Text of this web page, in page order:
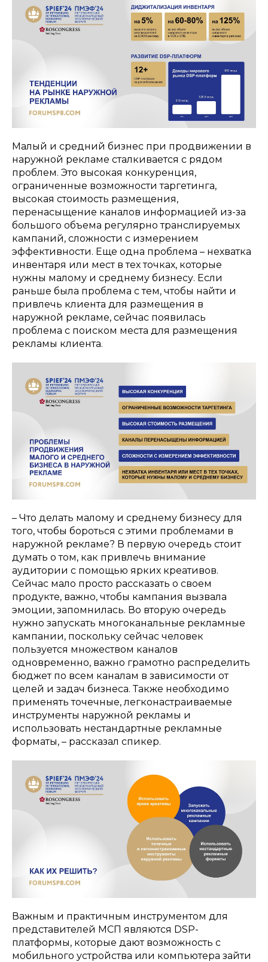
Малый и средний бизнес при продвижении в
наружной рекламе сталкивается с рядом
проблем. Это высокая конкуренция,
ограниченные возможности таргетинга,
высокая стоимость размещения,
перенасыщение каналов информацией из-за
большого объема регулярно транслируемых
кампаний, сложности с измерением
эффективности. Еще одна проблема – нехватка
инвентаря или мест в тех точках, которые
нужны малому и среднему бизнесу. Если
раньше была проблема с тем, чтобы найти и
привлечь клиента для размещения в
наружной рекламе, сейчас появилась
проблема с поиском места для размещения
рекламы клиента.
– Что делать малому и среднему бизнесу для
того, чтобы бороться с этими проблемами в
наружной рекламе? В первую очередь стоит
думать о том, как привлечь внимание
аудитории с помощью ярких креативов.
Сейчас мало просто рассказать о своем
продукте, важно, чтобы кампания вызвала
эмоции, запомнилась. Во вторую очередь
нужно запускать многоканальные рекламные
кампании, поскольку сейчас человек
пользуется множеством каналов
одновременно, важно грамотно распределить
бюджет по всем каналам в зависимости от
целей и задач бизнеса. Также необходимо
применять точечные, легконастраиваемые
инструменты наружной рекламы и
использовать нестандартные рекламные
форматы, – рассказал спикер.
Важным и практичным инструментом для
представителей МСП являются DSP-
платформы, которые дают возможность с
мобильного устройства или компьютера зайти